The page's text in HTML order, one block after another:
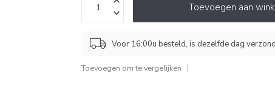
Toevoegen aan
Voor 16:00u besteld, is dezelfde dag
Toevoegen om te vergelijken